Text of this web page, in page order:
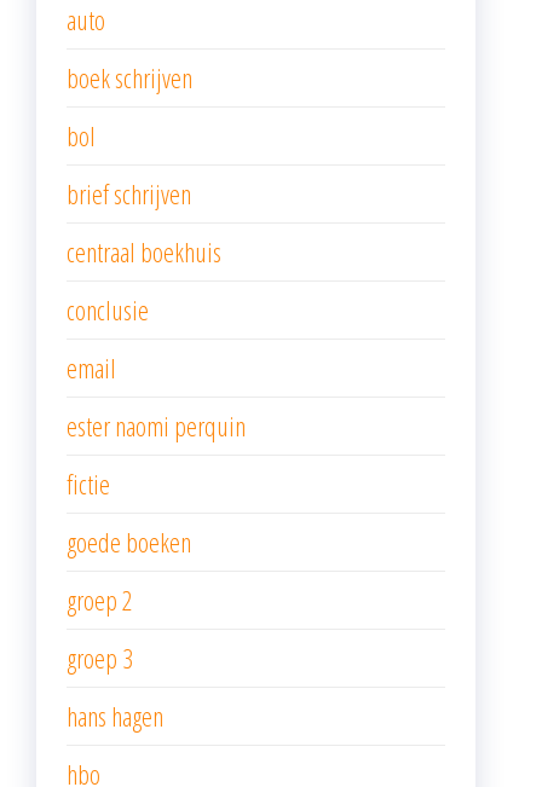
auto
boek schrijven
bol
brief schrijven
centraal boekhuis
conclusie
email
ester naomi perquin
fictie
goede boeken
groep 2
groep 3
hans hagen
hbo